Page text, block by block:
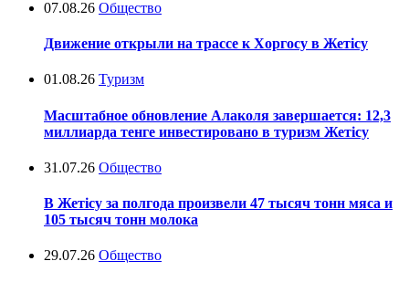
07.08.26 Общество
Движение открыли на трассе к Хоргосу в Жетісу
01.08.26 Туризм
Масштабное обновление Алаколя завершается: 12,3
миллиарда тенге инвестировано в туризм Жетісу
31.07.26 Общество
В Жетісу за полгода произвели 47 тысяч тонн мяса и
105 тысяч тонн молока
29.07.26 Общество